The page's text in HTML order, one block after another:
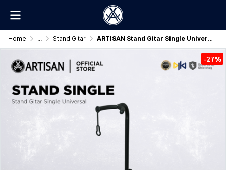
Home ... Stand Gitar ARTISAN Stand Gitar Single Universal Original
-27%